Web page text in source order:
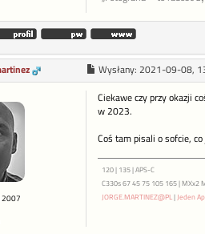
Wysłany: 2021-09-08,
2007
Ciekawe czy przy okazji
w 2023.
Coś tam pisali o sofcie, co
120 | 135 | APS-C
C330s 67 45 75 105 165 | MXx2
JORGE.MARTINEZ@PL| Jeden